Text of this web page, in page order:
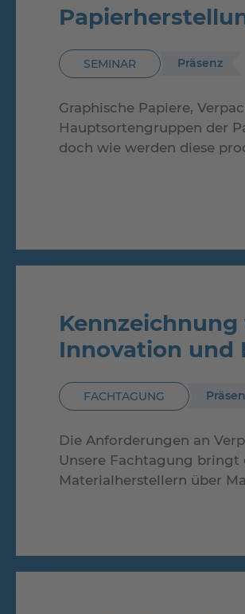
SEMINAR Präsenz
Graphische Papiere,
Hauptsortengruppen der
doch wie werden diese
Innovation und
FACHTAGUNG
Die Anforderungen an
Unsere Fachtagung bringt
Materialherstellern über